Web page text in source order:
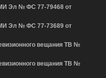
Эл № ФС 77-79468 от
Эл № ФС 77-73689 от
вещания ТВ №
вещания ТВ №